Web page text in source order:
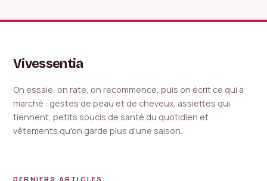
comment choisir
pour vos ongles
Vivessentia
On essaie, on rate, on recommence, puis on écrit ce qui a
marché : gestes de peau et de cheveux, assiettes qui
tiennent, petits soucis de santé du quotidien et
vêtements qu'on garde plus d'une saison.
DERNIERS ARTICLES